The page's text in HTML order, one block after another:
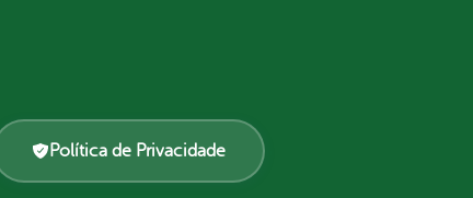
Política de Privacidade